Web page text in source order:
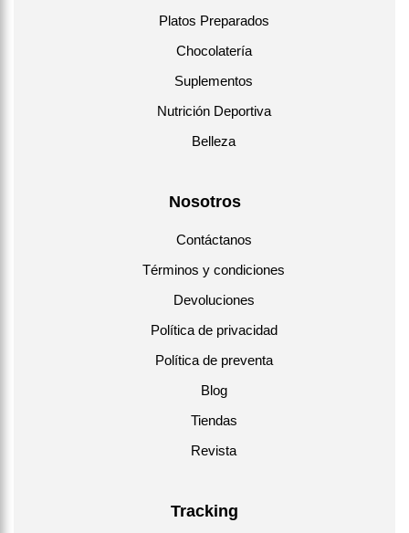
Platos Preparados
Chocolatería
Suplementos
Nutrición Deportiva
Belleza
Nosotros
Contáctanos
Términos y condiciones
Devoluciones
Política de privacidad
Política de preventa
Blog
Tiendas
Revista
Tracking